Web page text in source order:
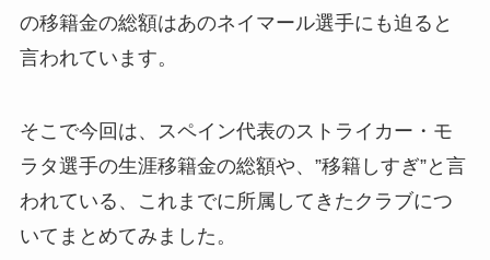
の移籍金の総額はあのネイマール選手にも迫ると
言われています。
そこで今回は、スペイン代表のストライカー・モ
ラタ選手の生涯移籍金の総額や、”移籍しすぎ”と言
われている、これまでに所属してきたクラブにつ
いてまとめてみました。